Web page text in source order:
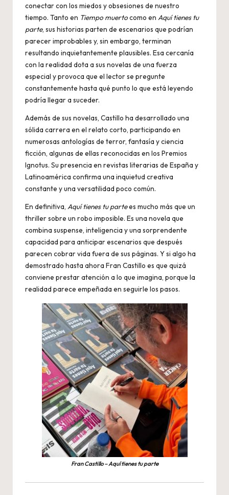
conectar con los miedos y obsesiones de nuestro
tiempo. Tanto en Tiempo muertocomo en Aquí tienes tu
parte, sus historias parten de escenarios que podrían
parecer improbables y, sin embargo, terminan
resultando inquietantemente plausibles. Esa cercanía
con la realidad dota a sus novelas de una fuerza
especial y provoca que el lector se pregunte
constantemente hasta qué punto lo que está leyendo
podría llegar a suceder.
Además de sus novelas, Castillo ha desarrollado una
sólida carrera en el relato corto, participando en
numerosas antologías de terror, fantasía y ciencia
ficción, algunas de ellas reconocidas en los Premios
Ignotus. Su presencia en revistas literarias de España y
Latinoamérica confirma una inquietud creativa
constante y una versatilidad poco común.
En definitiva, Aquí tienes tu partees mucho más que un
thriller sobre un robo imposible. Es una novela que
combina suspense, inteligencia y una sorprendente
capacidad para anticipar escenarios que después
parecen cobrar vida fuera de sus páginas. Y si algo ha
demostrado hasta ahora Fran Castillo es que quizá
conviene prestar atención a lo que imagina, porque la
realidad parece empeñada en seguirle los pasos.
Fran Castillo – Aquí tienes tu parte